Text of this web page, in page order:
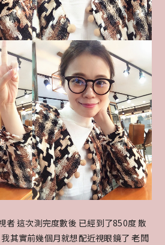
者 這次測完度數後 已經到了850度 散
其實前幾個月就想配近視眼鏡了 老闆